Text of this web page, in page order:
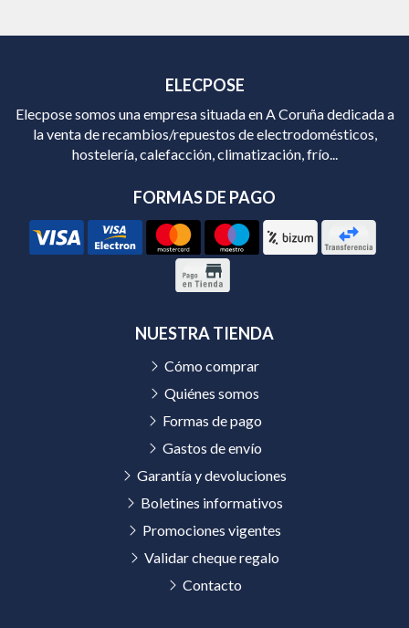
ELECPOSE
Elecpose somos una empresa situada en A Coruña dedicada a
la venta de recambios/repuestos de electrodomésticos,
hostelería, calefacción, climatización, frío...
FORMAS DE PAGO
NUESTRA TIENDA
Cómo comprar
Quiénes somos
Formas de pago
Gastos de envío
Garantía y devoluciones
Boletines informativos
Promociones vigentes
Validar cheque regalo
Contacto